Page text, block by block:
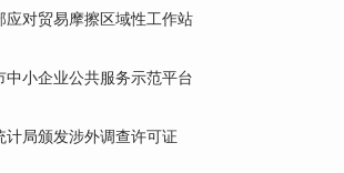
应对贸易摩擦区域性工作站
中小企业公共服务示范平台
计局颁发涉外调查许可证